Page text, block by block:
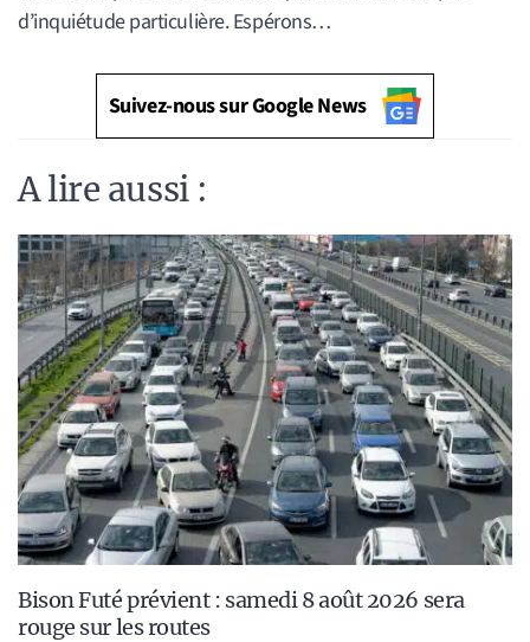
d’inquiétude particulière. Espérons…
Suivez-nous sur Google News
A lire aussi :
Bison Futé prévient : samedi 8 août 2026 sera
rouge sur les routes